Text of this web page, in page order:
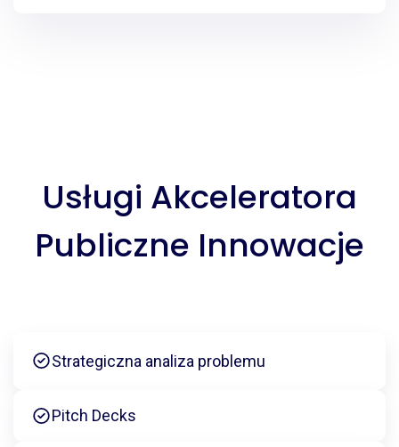
Usługi Akceleratora
Publiczne Innowacje
Strategiczna analiza problemu
Pitch Decks